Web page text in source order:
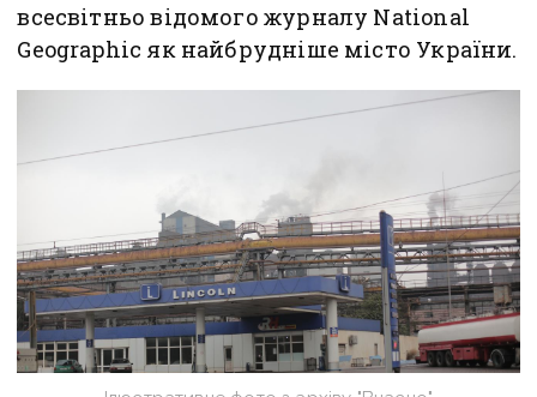
всесвітньо відомого журналу National
Geographic як найбрудніше місто України.